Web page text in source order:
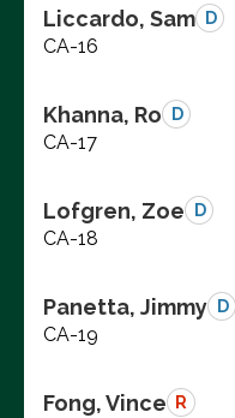
Liccardo, Sam D
CA-16
Khanna, Ro D
CA-17
Lofgren, Zoe D
CA-18
Panetta, Jimmy D
CA-19
Fong, Vince R